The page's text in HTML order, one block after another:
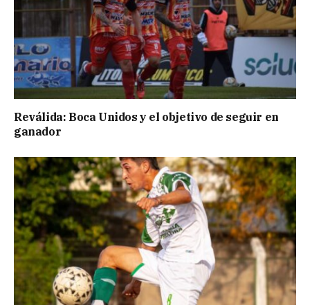
Reválida: Boca Unidos y el objetivo de seguir en
ganador